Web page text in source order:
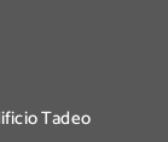
Tadeo